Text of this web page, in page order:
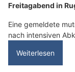
Freitagabend in
Eine gemeldete
nach intensiven
Weiterlesen